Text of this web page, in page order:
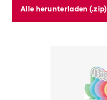
Alle herunterladen (.zip)